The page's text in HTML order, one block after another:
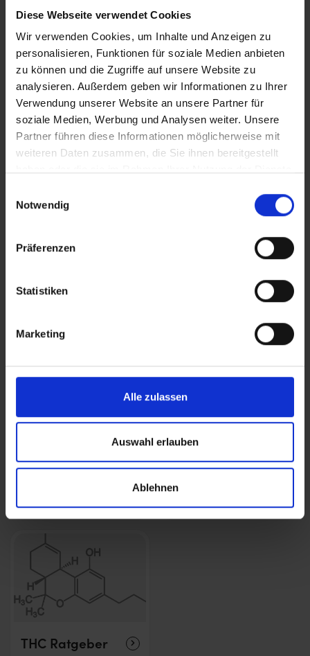
Diese Webseite verwendet Cookies
Wir verwenden Cookies, um Inhalte und Anzeigen zu
personalisieren, Funktionen für soziale Medien anbieten
zu können und die Zugriffe auf unsere Website zu
analysieren. Außerdem geben wir Informationen zu Ihrer
Verwendung unserer Website an unsere Partner für
soziale Medien, Werbung und Analysen weiter. Unsere
Partner führen diese Informationen möglicherweise mit
weiteren Daten zusammen, die Sie ihnen bereitgestellt
Notwendig
Präferenzen
Statistiken
Marketing
Alle zulassen
Auswahl erlauben
Ablehnen
8 – 10 Wochen
> 11 Wochen
Tipps, Techniken und Anbau-
Wissen von der Keimung bis
Wirkung
Wie Cannabinoide auf
THC Ratgeber